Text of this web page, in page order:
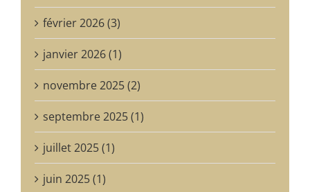
février 2026 (3)
janvier 2026 (1)
novembre 2025 (2)
septembre 2025 (1)
juillet 2025 (1)
juin 2025 (1)